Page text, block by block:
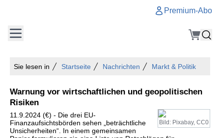
Premium-Abo
Sie lesen in Startseite Nachrichten Markt & Politik
Warnung vor wirtschaftlichen und geopolitischen
Risiken
Bild: Pixabay, CC0
11.9.2024 (€) - Die drei EU-
Finanzaufsichtsbörden sehen „beträchtliche
Unsicherheiten“. In einem gemeinsamen